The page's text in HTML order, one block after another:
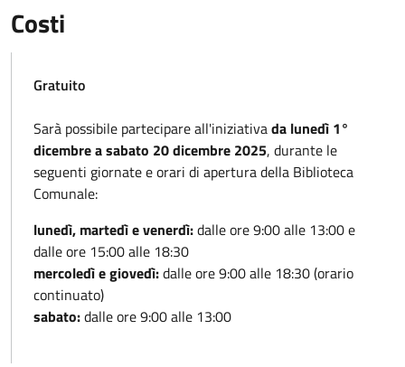
Costi
Gratuito
Sarà possibile partecipare all'iniziativada lunedì 1°
dicembre a sabato 20 dicembre 2025, durante le
seguenti giornate e orari di apertura della Biblioteca
Comunale:
lunedì, martedì e venerdì:dalle ore 9:00 alle 13:00 e
dalle ore 15:00 alle 18:30
mercoledì e giovedì:dalle ore 9:00 alle 18:30 (orario
continuato)
sabato:dalle ore 9:00 alle 13:00